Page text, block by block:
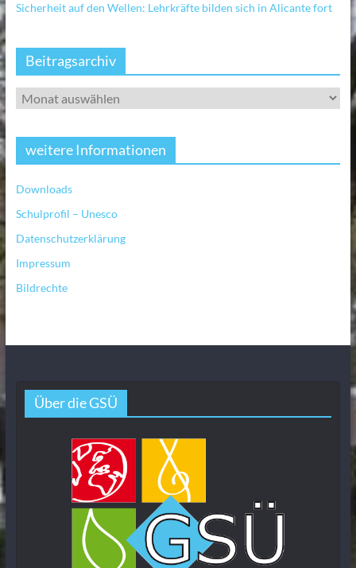
Sicherheit auf den Wellen: Lehrkräfte bilden sich in Alicante fort
Beitragsarchiv
weitere Informationen
Downloads
Schulprofil – Unesco
Datenschutzerklärung
Impressum
Bildrechte
Über die GSÜ